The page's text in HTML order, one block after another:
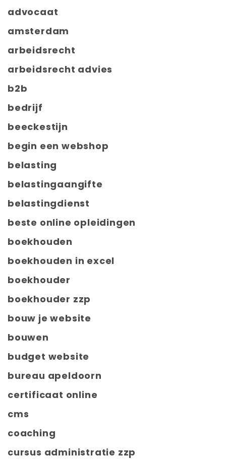
advocaat
amsterdam
arbeidsrecht
arbeidsrecht advies
b2b
bedrijf
beeckestijn
begin een webshop
belasting
belastingaangifte
belastingdienst
beste online opleidingen
boekhouden
boekhouden in excel
boekhouder
boekhouder zzp
bouw je website
bouwen
budget website
bureau apeldoorn
certificaat online
cms
coaching
cursus administratie zzp